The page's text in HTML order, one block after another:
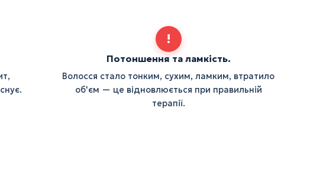
!
Потоншення та ламкість.
Волосся стало тонким, сухим, ламким, втратило
об'єм — це відновлюється при правильній
терапії.